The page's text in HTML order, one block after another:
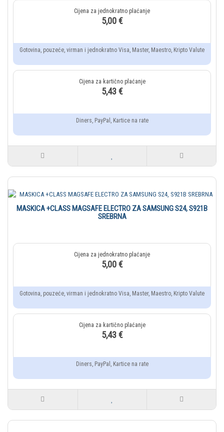
5,00 €
Gotovina, pouzeće, virman i jednokratno Visa, Master, Maestro, Kripto Valute
5,43 €
Diners, PayPal, Kartice na rate
MASKICA +CLASS MAGSAFE ELECTRO ZA SAMSUNG S24, S921B
SREBRNA
5,00 €
Gotovina, pouzeće, virman i jednokratno Visa, Master, Maestro, Kripto Valute
5,43 €
Diners, PayPal, Kartice na rate